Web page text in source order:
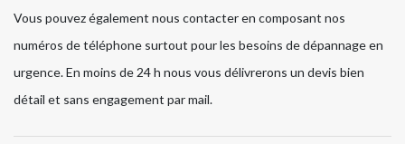
Vous pouvez également nous contacter en composant nos
numéros de téléphone surtout pour les besoins de dépannage en
urgence. En moins de 24 h nous vous délivrerons un devis bien
détail et sans engagement par mail.